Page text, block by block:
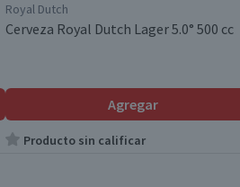
Royal Dutch
Cerveza Royal Dutch Lager 5.0° 500 cc
Agregar
Producto sin calificar